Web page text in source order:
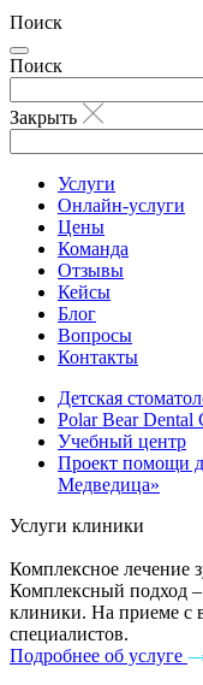
Поиск
Поиск
Закрыть
Услуги
Онлайн-услуги
Цены
Команда
Отзывы
Кейсы
Блог
Вопросы
Контакты
Детская
Polar Bear
Учебный центр
Проект помощи
Медведица»
Услуги клиники
Комплексное лечение
Комплексный подход –
клиники. На приеме с
специалистов.
Подробнее об услуге